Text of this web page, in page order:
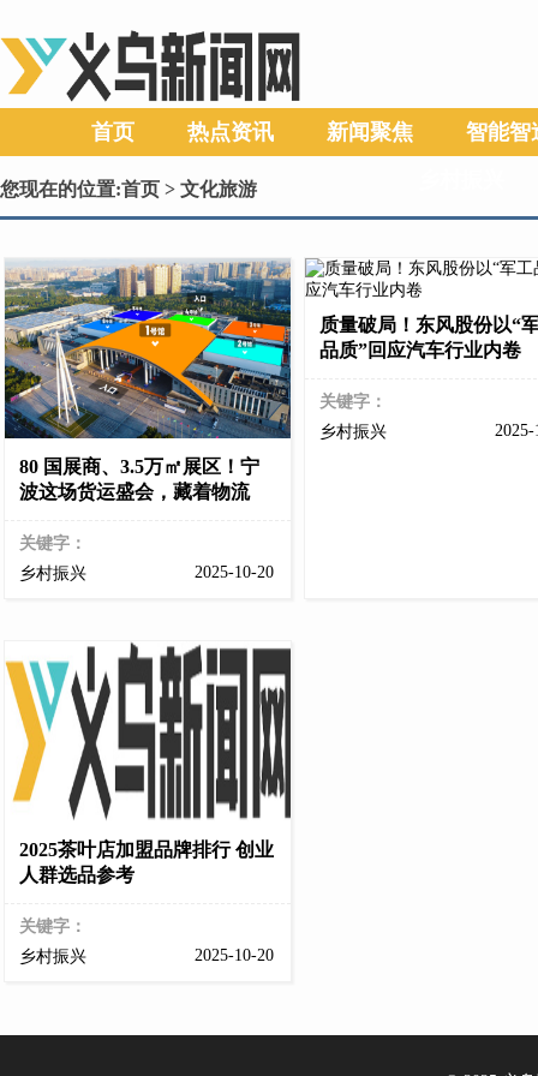
首页 热点资讯 新闻聚焦
智能智
您现在的位置:首页 > 文化旅游
80 国展商、3.5万㎡展区！宁
波这场货运盛会，藏着物流
关键字：
乡村振兴
2025-10-20
质量破局！东风股份以“
品质”回应汽车行业内卷
关键字：
乡村振兴
2025茶叶店加盟品牌排行 创业
人群选品参考
关键字：
乡村振兴
2025-10-20